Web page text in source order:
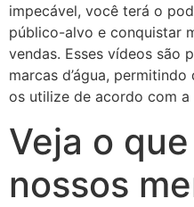
impecável, você terá o
público-alvo e conquistar
vendas. Esses vídeos são
marcas d’água, permitindo
os utilize de acordo com
Veja o
nossos